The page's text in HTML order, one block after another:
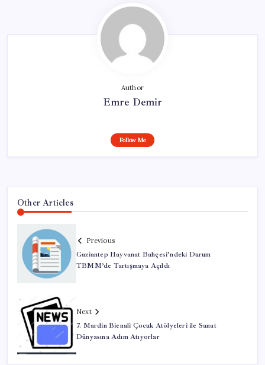
Author
Emre Demir
Follow Me
Other Articles
Previous
Gaziantep Hayvanat Bahçesi’ndeki Durum
TBMM’de Tartışmaya Açıldı
Next
7. Mardin Bienali Çocuk Atölyeleri ile Sanat
Dünyasına Adım Atıyorlar